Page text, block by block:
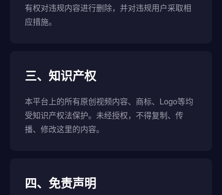
有权对违规内容进行删除，并对违规用户采取相
应措施。
三、知识产权
本平台上的所有原创视频内容、商标、Logo等均
受知识产权法保护。未经授权，不得复制、传
播、修改这里的内容。
四、免责声明